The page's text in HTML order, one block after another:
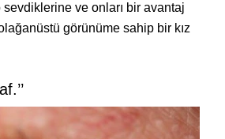
sevdiklerine ve onları bir avantaj
görünüme sahip bir kız